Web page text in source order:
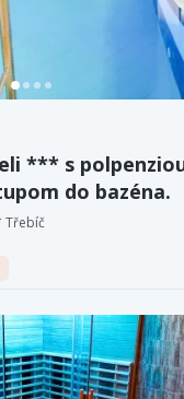
*** s
do bazéna.